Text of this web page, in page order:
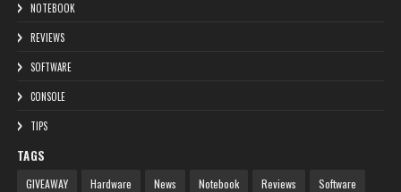
NOTEBOOK
REVIEWS
SOFTWARE
CONSOLE
TIPS
TAGS
GIVEAWAY Hardware News Notebook Reviews Software